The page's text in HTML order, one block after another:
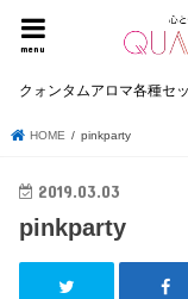
menu
クォンタムアロマ各種セ
HOME pinkparty
2019.03.03
pinkparty